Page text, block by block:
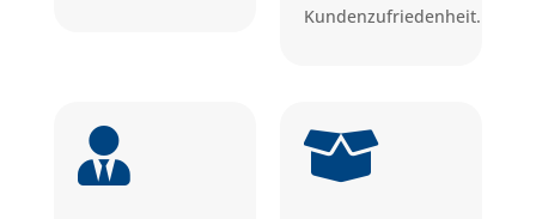
Kundenzufriedenheit.
 